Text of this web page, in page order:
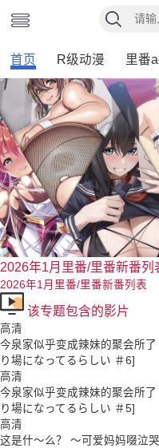
首页 R级动漫 里番
2026年1月里番/里番新番列
2026年1月里番/里番新番列表
该专题包含的影片
高清
今泉家似乎变成辣妹的聚会所
り場になってるらしい ＃6]
高清
今泉家似乎变成辣妹的聚会所
り場になってるらしい ＃5]
高清
这是什～么？ ～可爱妈妈啜泣